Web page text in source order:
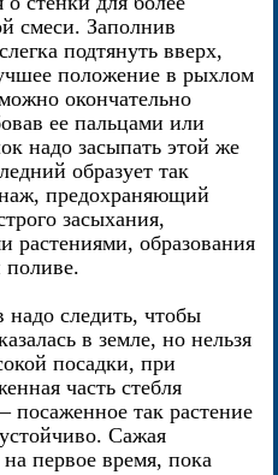
смеси. Заполнив
подтянуть вверх,
положение в рыхлом
окончательно
ее пальцами или
надо засыпать этой же
образует так
предохраняющий
засыхания,
растениями, образования
поливе.
надо следить, чтобы
в земле, но нельзя
посадки, при
часть стебля
посаженное так растение
Сажая
первое время, пока